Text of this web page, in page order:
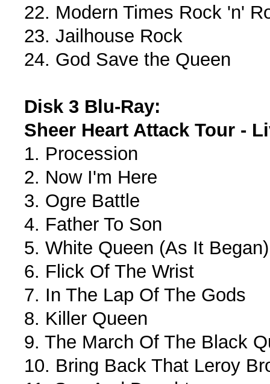
22. Modern Times Rock 'n'
23. Jailhouse Rock
24. God Save the Queen
Disk 3 Blu-Ray:
Sheer Heart Attack Tour -
1. Procession
2. Now I'm Here
3. Ogre Battle
4. Father To Son
5. White Queen (As It Began)
6. Flick Of The Wrist
7. In The Lap Of The Gods
8. Killer Queen
9. The March Of The Black
10. Bring Back That Leroy